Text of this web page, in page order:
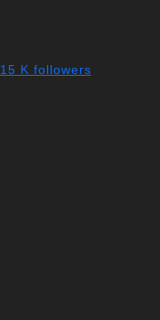
15 K followers